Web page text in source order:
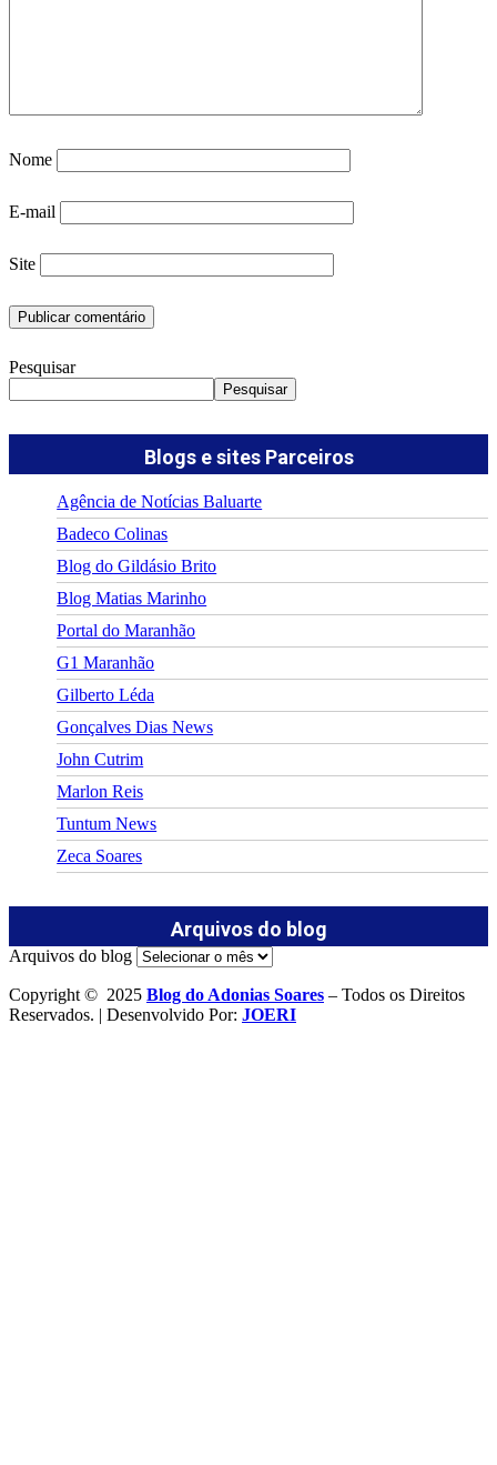
Nome
E-mail
Site
Pesquisar
Pesquisar
Blogs e sites Parceiros
Agência de Notícias Baluarte
Badeco Colinas
Blog do Gildásio Brito
Blog Matias Marinho
Portal do Maranhão
G1 Maranhão
Gilberto Léda
Gonçalves Dias News
John Cutrim
Marlon Reis
Tuntum News
Zeca Soares
Arquivos do blog
Arquivos do blog
Copyright © 2025 Blog do Adonias Soares – Todos os Direitos
Reservados. | Desenvolvido Por: JOERI